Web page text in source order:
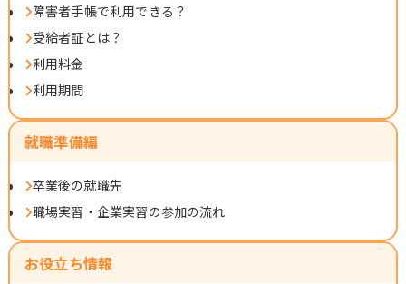
障害者手帳で利用できる？
受給者証とは？
利用料金
利用期間
就職準備編
卒業後の就職先
職場実習・企業実習の参加の流れ
お役立ち情報